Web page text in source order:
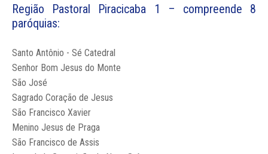
Região Pastoral Piracicaba 1 – compreende 8
paróquias:
Santo Antônio - Sé Catedral
Senhor Bom Jesus do Monte
São José
Sagrado Coração de Jesus
São Francisco Xavier
Menino Jesus de Praga
São Francisco de Assis